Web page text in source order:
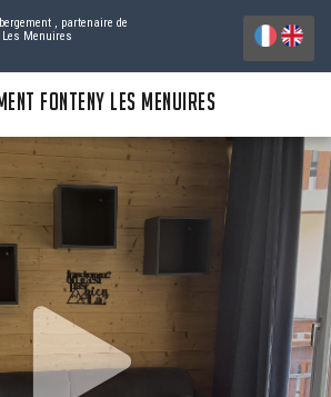
, partenaire de
Les Menuires
FONTENY LES MENUIRES